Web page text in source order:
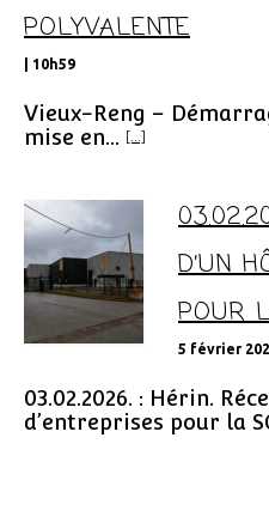
POLYVALENTE
| 10h59
Vieux-Reng –
mise en... [...]
D’UN
POUR
5 février
03.02.2026. : Hérin.
d’entreprises pour la